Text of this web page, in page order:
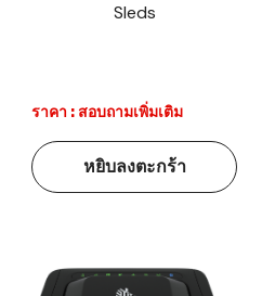
Sleds
ราคา : สอบถามเพิ่มเติม
หยิบลงตะกร้า